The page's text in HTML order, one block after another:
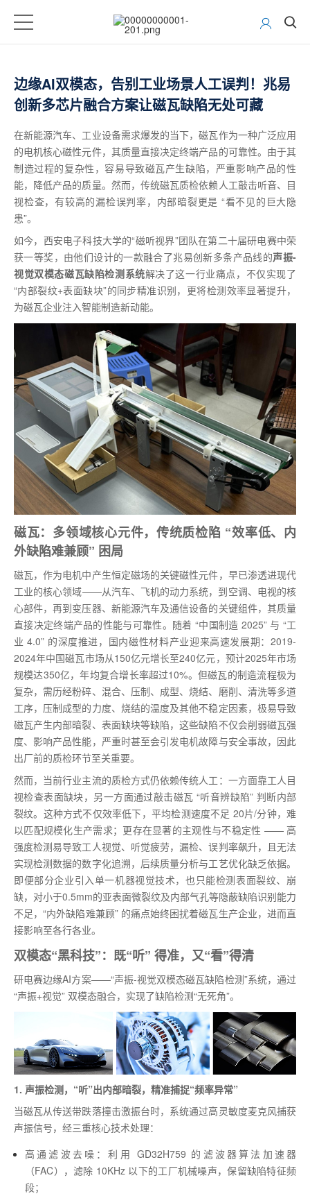
边缘AI双模态，告别工业场景人工误判！兆易
创新多芯片融合方案让磁瓦缺陷无处可藏
在新能源汽车、工业设备需求爆发的当下，磁瓦作为一种广泛应用
的电机核心磁性元件，其质量直接决定终端产品的可靠性。由于其
制造过程的复杂性，容易导致磁瓦产生缺陷，严重影响产品的性
能，降低产品的质量。然而，传统磁瓦质检依赖人工敲击听音、目
视检查，有较高的漏检误判率，内部暗裂更是 “看不见的巨大隐
患”。
如今，西安电子科技大学的“磁听视界”团队在第二十届研电赛中荣
获一等奖，由他们设计的一款融合了兆易创新多条产品线的声振-
视觉双模态磁瓦缺陷检测系统解决了这一行业痛点，不仅实现了
“内部裂纹+表面缺块”的同步精准识别，更将检测效率显著提升，
为磁瓦企业注入智能制造新动能。
磁瓦：多领域核心元件，传统质检陷 “效率低、内
外缺陷难兼顾” 困局
磁瓦，作为电机中产生恒定磁场的关键磁性元件，早已渗透进现代
工业的核心领域——从汽车、飞机的动力系统，到空调、电视的核
心部件，再到变压器、新能源汽车及通信设备的关键组件，其质量
直接决定终端产品的性能与可靠性。随着 “中国制造 2025” 与 “工
业 4.0” 的深度推进，国内磁性材料产业迎来高速发展期：2019-
2024年中国磁瓦市场从150亿元增长至240亿元，预计2025年市场
规模达350亿，年均复合增长率超过10%。但磁瓦的制造流程极为
复杂，需历经粉碎、混合、压制、成型、烧结、磨削、清洗等多道
工序，压制成型的力度、烧结的温度及其他不稳定因素，极易导致
磁瓦产生内部暗裂、表面缺块等缺陷，这些缺陷不仅会削弱磁瓦强
度、影响产品性能，严重时甚至会引发电机故障与安全事故，因此
出厂前的质检环节至关重要。
然而，当前行业主流的质检方式仍依赖传统人工：一方面靠工人目
视检查表面缺块，另一方面通过敲击磁瓦 “听音辨缺陷” 判断内部
裂纹。这种方式不仅效率低下，平均检测速度不足 20片/分钟，难
以匹配规模化生产需求；更存在显著的主观性与不稳定性 —— 高
强度检测易导致工人视觉、听觉疲劳，漏检、误判率飙升，且无法
实现检测数据的数字化追溯，后续质量分析与工艺优化缺乏依据。
即便部分企业引入单一机器视觉技术，也只能检测表面裂纹、崩
缺，对小于0.5mm的亚表面微裂纹及内部气孔等隐蔽缺陷识别能力
不足，“内外缺陷难兼顾” 的痛点始终困扰着磁瓦生产企业，进而直
接影响至各行各业。
双模态“黑科技”：既“听” 得准，又“看”得清
研电赛边缘AI方案——“声振-视觉双模态磁瓦缺陷检测”系统，通过
“声振+视觉” 双模态融合，实现了缺陷检测“无死角”。
1. 声振检测，“听”出内部暗裂，精准捕捉“频率异常”
当磁瓦从传送带跌落撞击激振台时，系统通过高灵敏度麦克风捕获
声振信号，经三重核心技术处理：
高通滤波去噪：利用 GD32H759 的滤波器算法加速器
（FAC），滤除 10KHz 以下的工厂机械噪声，保留缺陷特征频
段；